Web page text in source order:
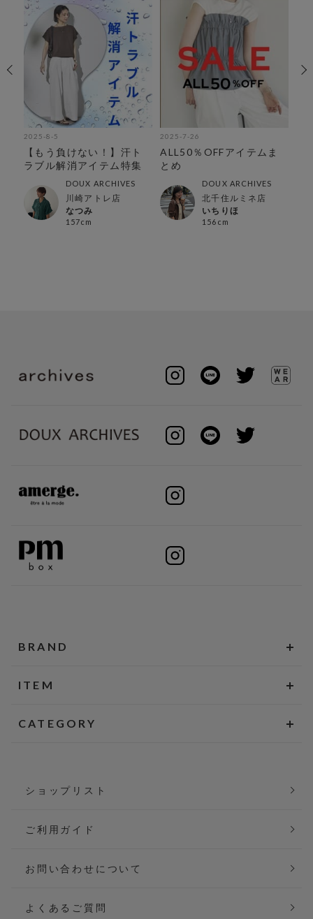
2025-8-5
【もう負けない！】汗ト
ラブル解消アイテム特集
DOUX ARCHIVES
川崎アトレ店
なつみ
157cm
2025-7-26
ALL50％OFFアイテムま
とめ
DOUX ARCHIVES
北千住ルミネ店
いちりほ
156cm
BRAND
ITEM
CATEGORY
ショップリスト
ご利用ガイド
お問い合わせについて
よくあるご質問